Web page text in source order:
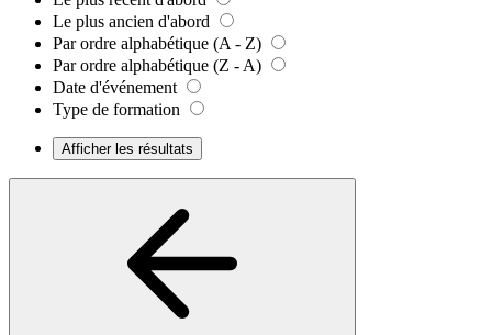
Le plus ancien d'abord
Par ordre alphabétique (A - Z)
Par ordre alphabétique (Z - A)
Date d'événement
Type de formation
Afficher les résultats